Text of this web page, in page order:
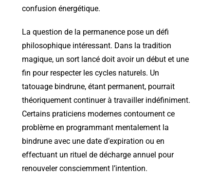
confusion énergétique.
La question de la permanence pose un défi
philosophique intéressant. Dans la tradition
magique, un sort lancé doit avoir un début et une
fin pour respecter les cycles naturels. Un
tatouage bindrune, étant permanent, pourrait
théoriquement continuer à travailler indéfiniment.
Certains praticiens modernes contournent ce
problème en programmant mentalement la
bindrune avec une date d’expiration ou en
effectuant un rituel de décharge annuel pour
renouveler consciemment l’intention.